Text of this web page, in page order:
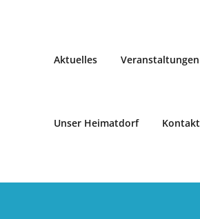
Aktuelles Veranstaltungen
Unser Heimatdorf Kontakt